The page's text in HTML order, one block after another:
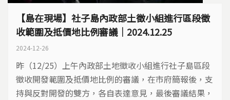
【島在現場】社子島內政部土徵小組進行區段徵
收範圍及抵價地比例審議｜2024.12.25
2024-12-26
昨（12/25）上午內政部土地徵收小組進行社子島區段
徵收開發範圍及抵價地比例的審議，在市府簡報後，支
持與反對開發的雙方，各自表達意見，最後審議結果，